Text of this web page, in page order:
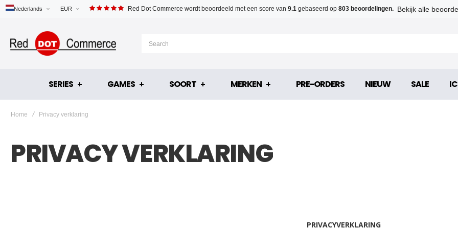
EUR
Nederlands Red Dot Commerce wordt beoordeeld met een score van 9.1 gebaseerd op 803 beoordelingen. Bekijk alle
SERIES GAMES SOORT MERKEN PRE-ORDERS NIEUW SALE
Home Privacy verklaring
PRIVACY VERKLARING
PRIVACYVERKLARING